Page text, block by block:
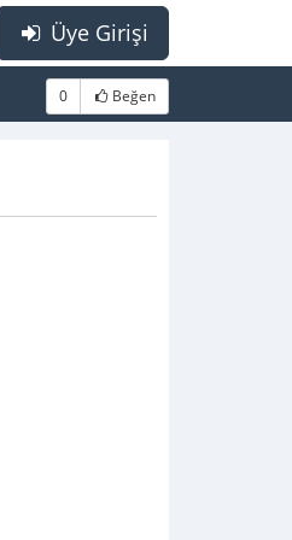
Üye Girişi
0 Beğen